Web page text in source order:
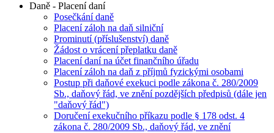
Daně - Placení daní
Posečkání daně
Placení záloh na daň silniční
Prominutí (příslušenství) daně
Žádost o vrácení přeplatku daně
Placení daní na účet finančního úřadu
Placení záloh na daň z příjmů fyzickými osobami
Postup při daňové exekuci podle zákona č. 280/2009
Sb., daňový řád, ve znění pozdějších předpisů (dále jen
"daňový řád")
Doručení exekučního příkazu podle § 178 odst. 4
zákona č. 280/2009 Sb., daňový řád, ve znění